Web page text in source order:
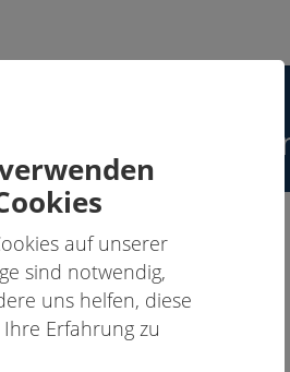
auf unserer
sind notwendig,
uns helfen, diese
Erfahrung zu
Dipl.-Psych.
Kontakt